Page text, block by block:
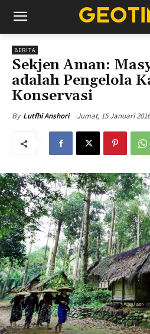
BERITA
Sekjen Aman:
adalah Pengelola
Konservasi
By Lutfhi Anshori Jumat, 15 Januari 2016